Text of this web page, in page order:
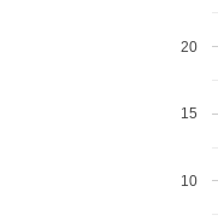
10
15
20